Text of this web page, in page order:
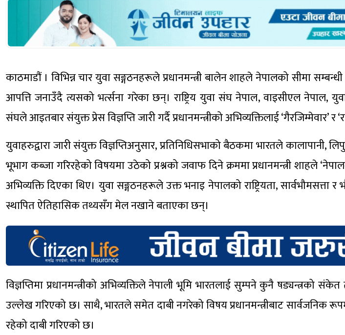
काठमाडौं । विभिन्न चार युवा सङ्गठनहरूले प्रधानमन्त्री बालेन शाहले नेपालको सीमा
आपत्ति जनाउँदै त्यसको भर्त्सना गरेका छन्। राष्ट्रिय युवा संघ नेपाल, वाइसीएल नेपाल,
संघले आइतबार संयुक्त प्रेस विज्ञप्ति जारी गर्दै प्रधानमन्त्रीको अभिव्यक्तिलाई ‘गैरजिम्मेवार’ र
युवाहरुद्वारा जारी संयुक्त विज्ञप्तिअनुसार, प्रतिनिधिसभाको बैठकमा भारतले कालापानी,
भूभाग कब्जा गरिरहेको विषयमा उठेको प्रश्नको जवाफ दिने क्रममा प्रधानमन्त्री शाहले
अभिव्यक्ति दिएका थिए। युवा सङ्गठनहरूले उक्त भनाइ नेपालको राष्ट्रियता,
स्थापित ऐतिहासिक तथ्यसँग मेल नखाने बताएका छन्।
विज्ञप्तिमा प्रधानमन्त्रीको अभिव्यक्तिले नेपाली भूमि भारतलाई सुम्पने कुनै षड्यन्त्रको
उल्लेख गरिएको छ। साथै, भारतले समेत दाबी नगरेको विषय प्रधानमन्त्रीबाट सार्वजनिक
रहेको दाबी गरिएको छ।